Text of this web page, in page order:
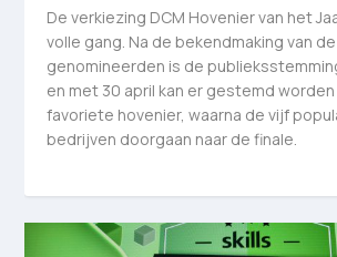
De verkiezing DCM Hovenier van het
volle gang. Na de bekendmaking van de
genomineerden is de
en met 30 april kan er gestemd
favoriete hovenier, waarna de vijf
bedrijven doorgaan naar de finale.